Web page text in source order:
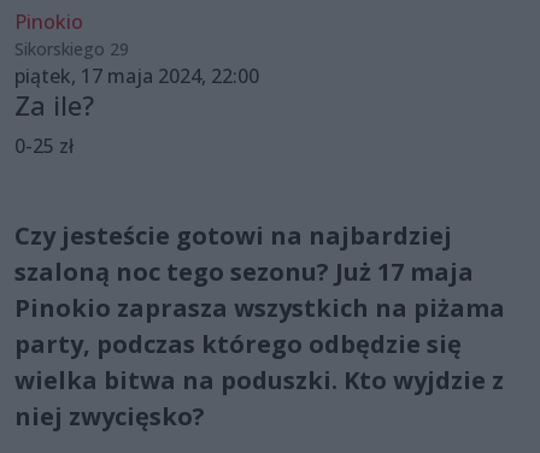
Pinokio
Sikorskiego 29
piątek, 17 maja 2024, 22:00
Za ile?
0-25 zł
Czy jesteście gotowi na najbardziej
szaloną noc tego sezonu? Już 17 maja
Pinokio zaprasza wszystkich na piżama
party, podczas którego odbędzie się
wielka bitwa na poduszki. Kto wyjdzie z
niej zwycięsko?